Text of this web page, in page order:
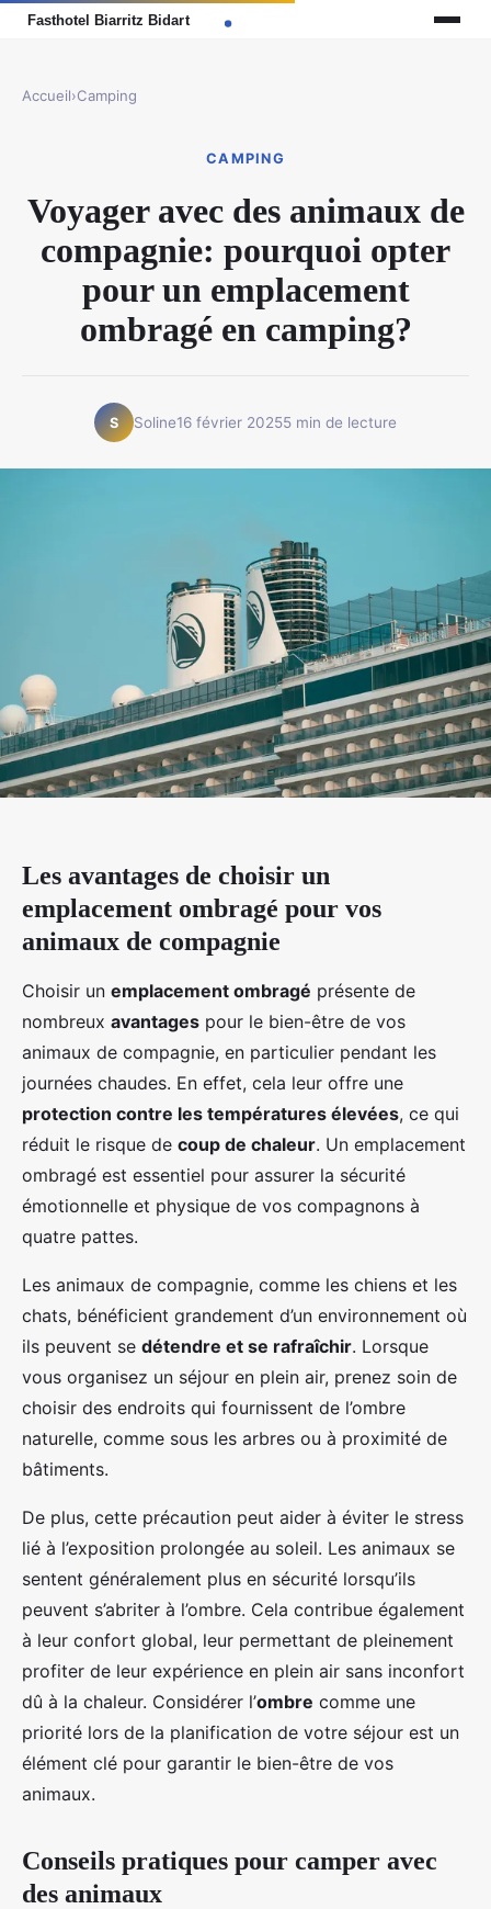
Accueil›Camping
CAMPING
Voyager avec des animaux de
compagnie: pourquoi opter
pour un emplacement
ombragé en camping?
S Soline16 février 20255 min de lecture
Les avantages de choisir un
emplacement ombragé pour vos
animaux de compagnie
Choisir un emplacement ombragé présente de
nombreux avantages pour le bien-être de vos
animaux de compagnie, en particulier pendant les
journées chaudes. En effet, cela leur offre une
protection contre les températures élevées, ce qui
réduit le risque de coup de chaleur. Un emplacement
ombragé est essentiel pour assurer la sécurité
émotionnelle et physique de vos compagnons à
quatre pattes.
Les animaux de compagnie, comme les chiens et les
chats, bénéficient grandement d’un environnement où
ils peuvent se détendre et se rafraîchir. Lorsque
vous organisez un séjour en plein air, prenez soin de
choisir des endroits qui fournissent de l’ombre
naturelle, comme sous les arbres ou à proximité de
bâtiments.
De plus, cette précaution peut aider à éviter le stress
lié à l’exposition prolongée au soleil. Les animaux se
sentent généralement plus en sécurité lorsqu’ils
peuvent s’abriter à l’ombre. Cela contribue également
à leur confort global, leur permettant de pleinement
profiter de leur expérience en plein air sans inconfort
dû à la chaleur. Considérer l’ombre comme une
priorité lors de la planification de votre séjour est un
élément clé pour garantir le bien-être de vos
animaux.
Conseils pratiques pour camper avec
des animaux